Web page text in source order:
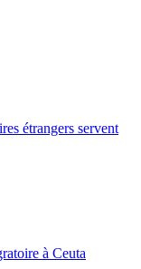
étrangers servent
à Ceuta